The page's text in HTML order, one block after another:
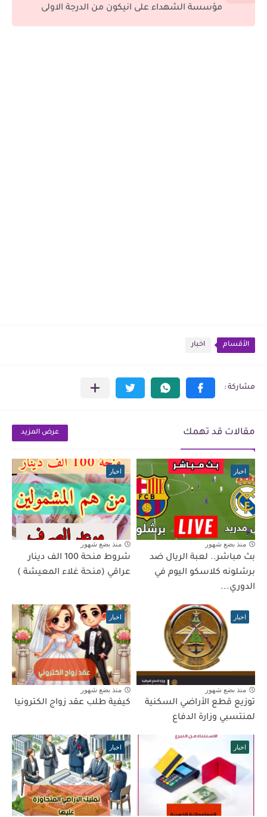
مؤسسة الشهداء على انيكون من الدرجة الاولى
الأقسام اخبار
مقالات قد تهمك عرض المزيد
اخبار
منذ بضع شهور
بث مباشر.. لعبة الريال ضد
برشلونه كلاسكو اليوم في
الدوري...
اخبار
منذ بضع شهور
شروط منحة 100 الف دينار
عراقي (منحة غلاء المعيشة )
اخبار
منذ بضع شهور
توزيع قطع الأراضي السكنية
لمنتسبي وزارة الدفاع
اخبار
منذ بضع شهور
كيفية طلب عقد زواج الكترونيا
اخبار اخبار